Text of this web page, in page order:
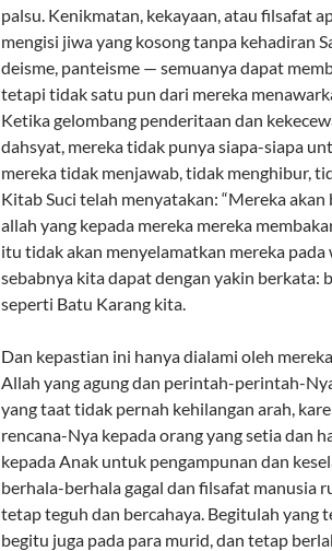
palsu. Kenikmatan, kekayaan, atau filsafat
mengisi jiwa yang kosong tanpa kehadiran
deisme, panteisme — semuanya dapat
tetapi tidak satu pun dari mereka
Ketika gelombang penderitaan dan
dahsyat, mereka tidak punya siapa-siapa
mereka tidak menjawab, tidak menghibur,
Kitab Suci telah menyatakan: “Mereka
allah yang kepada mereka mereka
itu tidak akan menyelamatkan mereka pada
sebabnya kita dapat dengan yakin berkata:
seperti Batu Karang kita.
Dan kepastian ini hanya dialami oleh
Allah yang agung dan perintah-perintah-
yang taat tidak pernah kehilangan arah,
rencana-Nya kepada orang yang setia dan
kepada Anak untuk pengampunan dan
berhala-berhala gagal dan filsafat manusia
tetap teguh dan bercahaya. Begitulah yang
begitu juga pada para murid, dan tetap